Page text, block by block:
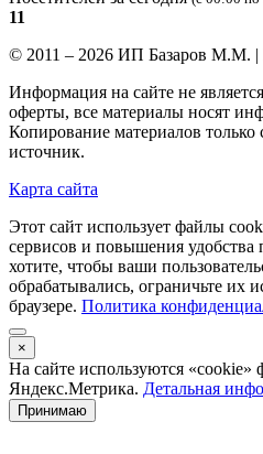
11
© 2011 – 2026 ИП Базаров М.М.
Информация на сайте не
оферты, все материалы носят
Копирование материалов только
источник.
Карта сайта
Этот сайт использует файлы
сервисов и повышения удобства
хотите, чтобы ваши
обрабатывались, ограничьте их
браузере. Политика
×
На сайте используются «cookie»
Яндекс.Метрика. Детальная
Принимаю